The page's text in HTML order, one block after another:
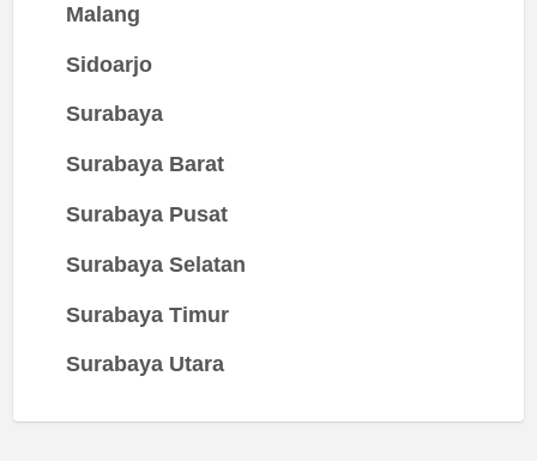
Malang
Sidoarjo
Surabaya
Surabaya Barat
Surabaya Pusat
Surabaya Selatan
Surabaya Timur
Surabaya Utara